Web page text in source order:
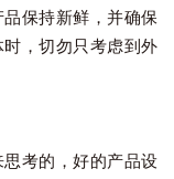
保持新鲜，并确保
，切勿只考虑到外
考的，好的产品设